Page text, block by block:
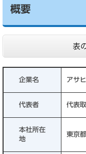
概要
表
企業名 アサ
代表者 代表
本社所在
地
東京